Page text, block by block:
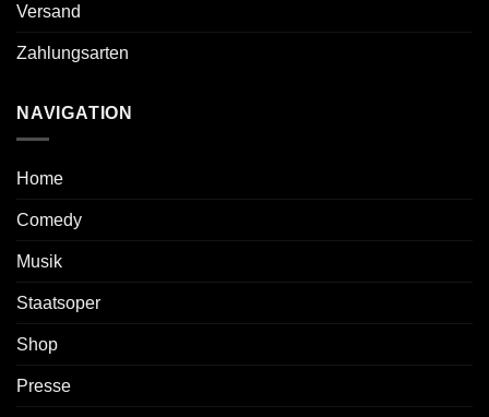
Versand
Zahlungsarten
NAVIGATION
Home
Comedy
Musik
Staatsoper
Shop
Presse